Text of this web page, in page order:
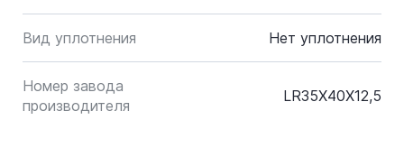
Вид уплотнения Нет уплотнения
Номер завода
производителя
LR35X40X12,5